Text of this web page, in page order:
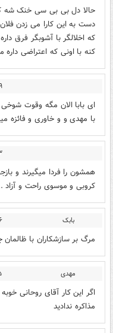
حالا دل بی بی سی خنک شه
دست به این کارا می زدن
که اخلالگر با آشوبگر فرق
کنه با اونی که اعتراضی داره
ای بابا الان مگه وقوت
با مهدی و و خاوری و فائزه
همشون را فردا میگیرند و
کروبی و موسوی راحت و آزاد
بابک
مرگ بر سازشکاران با ظالمان
مهدی
اگر این کار آقای روحانی
مذاکره ندادید